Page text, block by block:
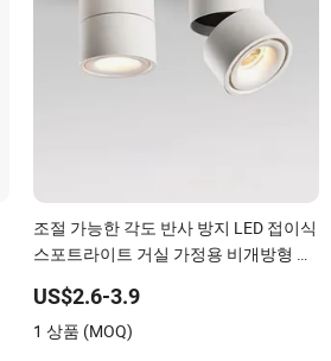
조절 가능한 각도 반사 방지 LED 접이식
스포트라이트 거실 가정용 비개방형 천
US$2.6-3.9
1 상품 (MOQ)